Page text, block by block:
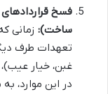
فسخ قراردادهای
ساخت): زمانی
تعهدات طرف
غبن، خیار
در این موارد،